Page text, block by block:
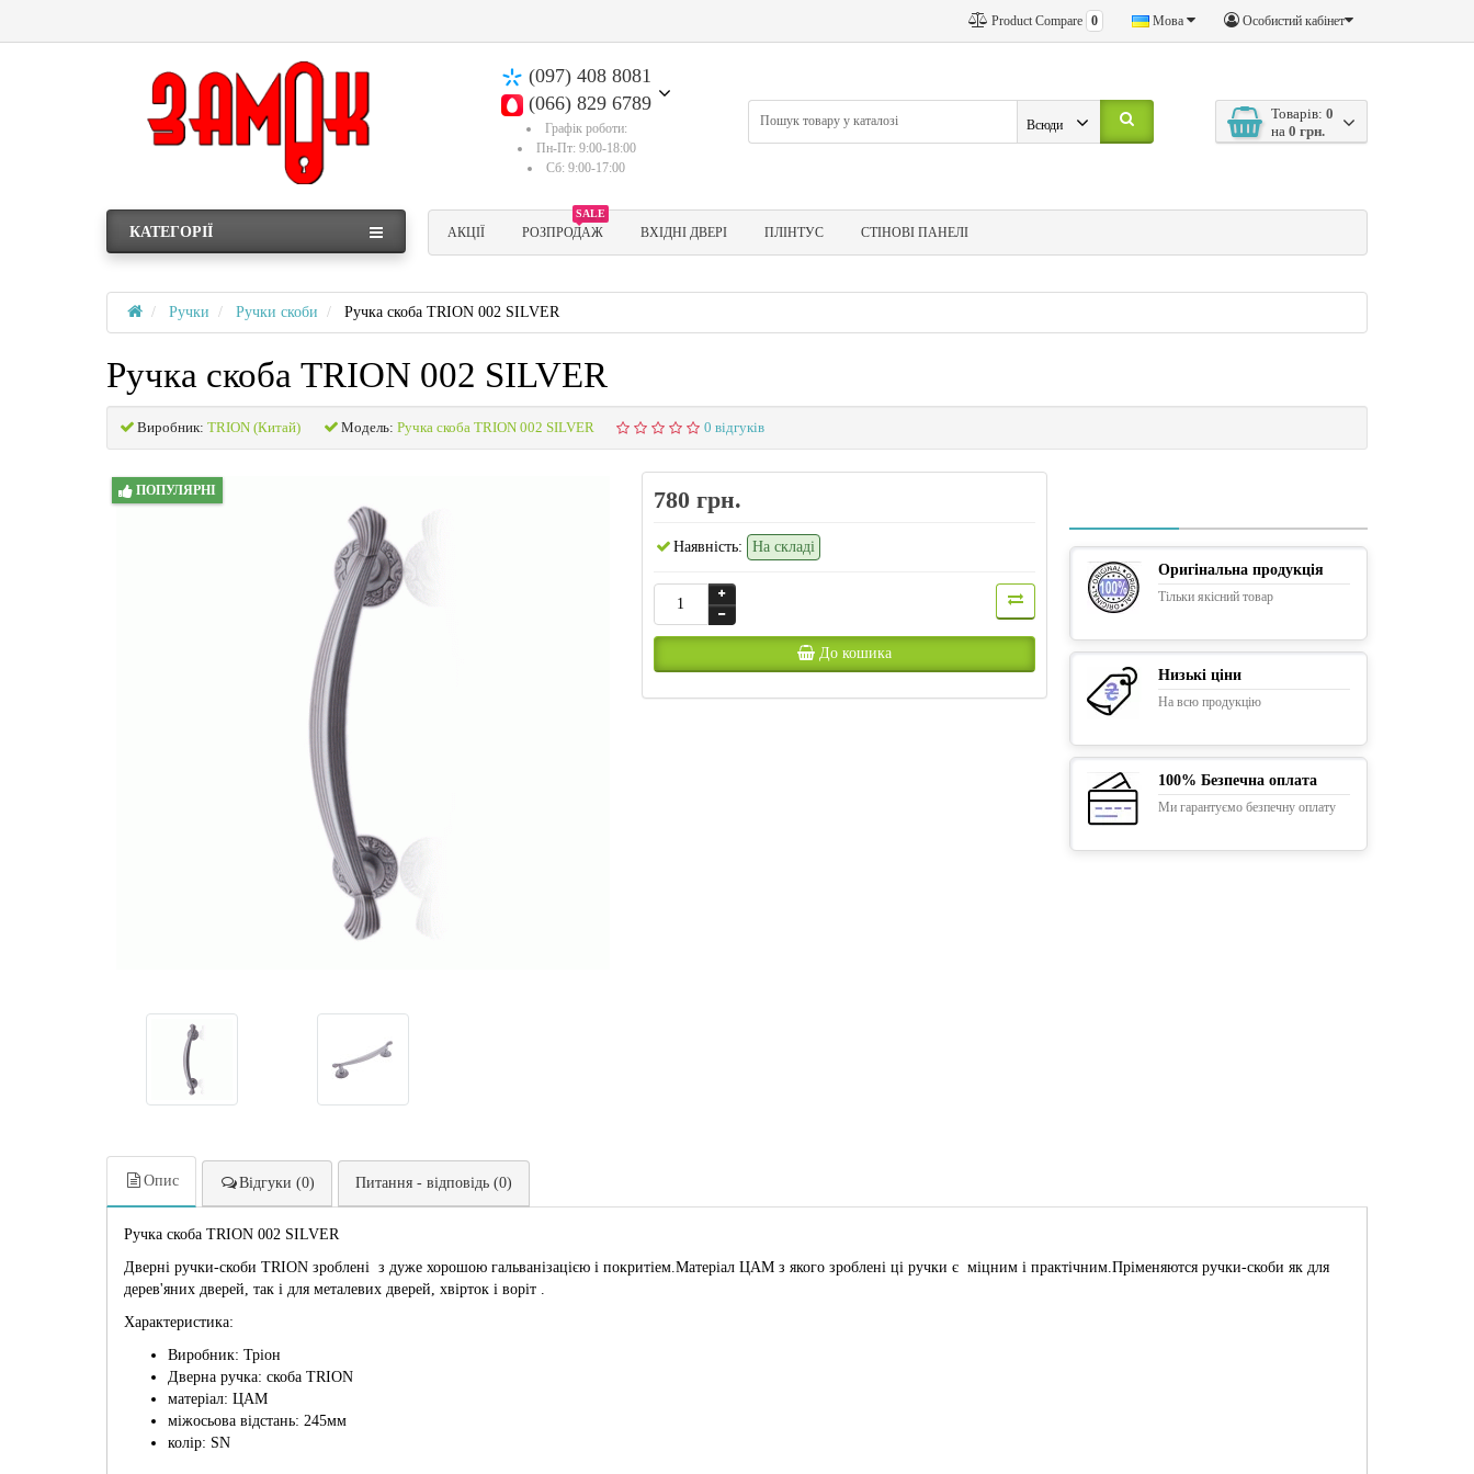
Особистий кабінет
Мова
Product Compare 0
(097) 408 8081
(066) 829 6789
Графік роботи:
Пн-Пт: 9:00-18:00
Сб: 9:00-17:00
Товарів: 0
на 0 грн.
Всюди
КАТЕГОРІЇ АКЦІЇ
SALE
РОЗПРОДАЖ ВХІДНІ ДВЕРІ ПЛІНТУС СТІНОВІ ПАНЕЛІ
Ручки Ручки скоби Ручка скоба TRION 002 SILVER
Ручка скоба TRION 002 SILVER
Виробник: TRION (Китай) Модель: Ручка скоба TRION 002 SILVER 0 відгуків
ПОПУЛЯРНІ 780 грн.
Наявність: На складі
До кошика
Оригінальна продукція
Тільки якісний товар
Низькі ціни
На всю продукцію
100% Безпечна оплата
Ми гарантуємо безпечну оплату
Опис Відгуки (0) Питання - відповідь (0)
Ручка скоба TRION 002 SILVER
Дверні ручки-скоби TRION зроблені з дуже хорошою гальванізацією і покритіем.Матеріал ЦАМ з якого зроблені ці ручки є міцним і практічним.Пріменяются ручки-скоби як для
дерев'яних дверей, так і для металевих дверей, хвірток і воріт .
Характеристика:
Виробник: Тріон
Дверна ручка: скоба TRION
матеріал: ЦАМ
міжосьова відстань: 245мм
колір: SN